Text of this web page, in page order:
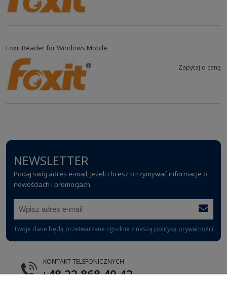
Foxit Reader for Windows Mobile
Zapytaj o cenę
NEWSLETTER
Podaj swój adres e-mail, jeżeli chcesz otrzymywać informacje o
nowościach i promocjach.
Twoje dane będą przetwarzane zgodnie z naszą polityką prywatności
KONTAKT TELEFONICZNYCH
+48 22 868 40 42